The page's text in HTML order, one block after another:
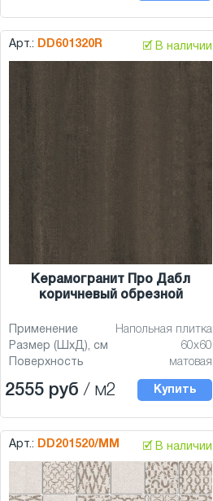
Арт.: DD601320R 🗹 В наличии
Керамогранит Про Дабл
коричневый обрезной
Применение
Напольная плитка
Размер (ШхД), см
60x60
Поверхность
матовая
2555 руб / м2 Купить
Арт.: DD201520/MM 🗹 В наличии